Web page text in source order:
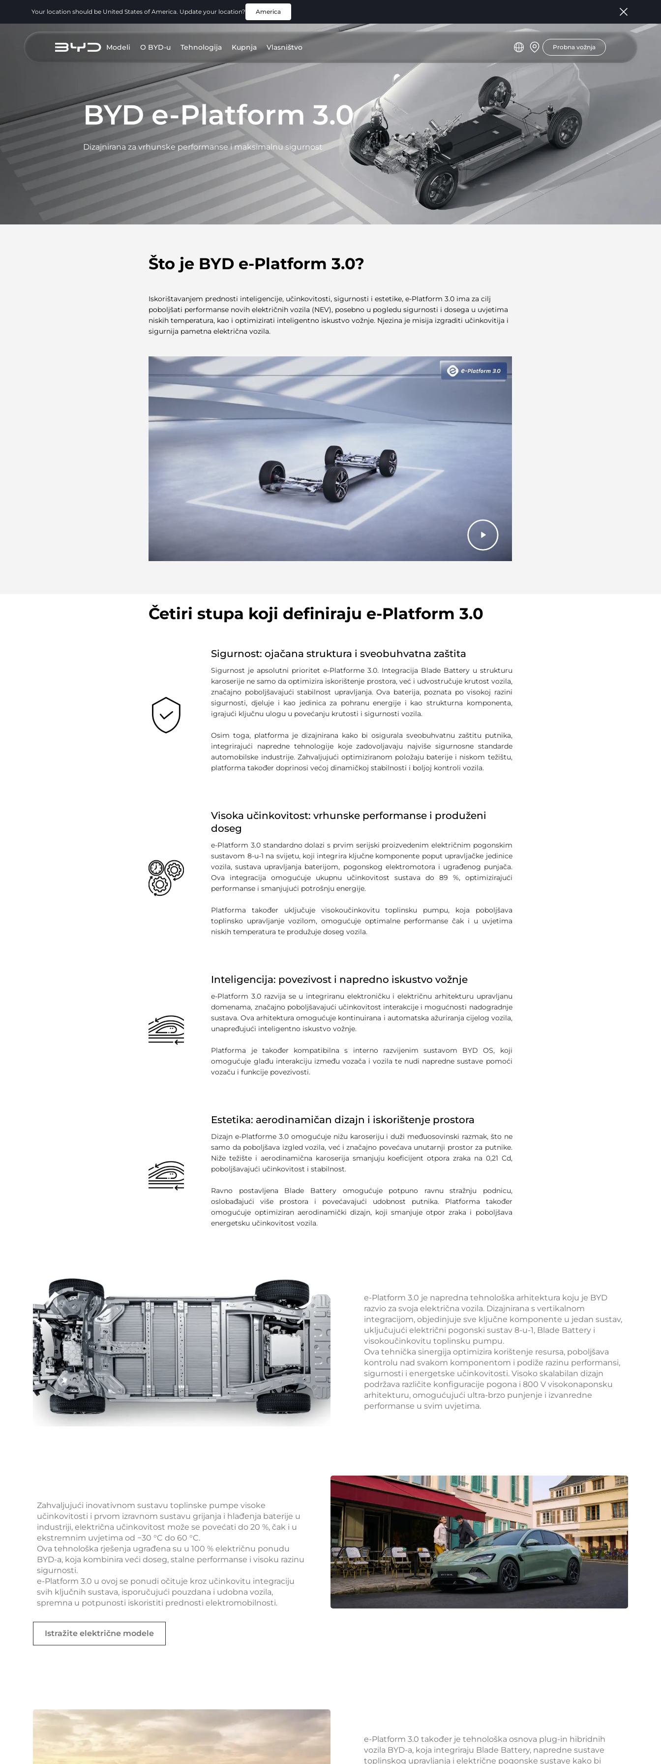
Your location should be United States of America. Update your location? America
Modeli O BYD-u Tehnologija Kupnja Vlasništvo Probna vožnja
BYD e-Platform 3.0
Dizajnirana za vrhunske performanse i maksimalnu sigurnost
Što je BYD e-Platform 3.0?
Iskorištavanjem prednosti inteligencije, učinkovitosti, sigurnosti i estetike, e-Platform 3.0 ima za cilj
poboljšati performanse novih električnih vozila (NEV), posebno u pogledu sigurnosti i dosega u uvjetima
niskih temperatura, kao i optimizirati inteligentno iskustvo vožnje. Njezina je misija izgraditi učinkovitija i
sigurnija pametna električna vozila.
Četiri stupa koji definiraju e-Platform 3.0
Sigurnost: ojačana struktura i sveobuhvatna zaštita
Sigurnost je apsolutni prioritet e-Platforme 3.0. Integracija Blade Battery u strukturu
karoserije ne samo da optimizira iskorištenje prostora, već i udvostručuje krutost vozila,
značajno poboljšavajući stabilnost upravljanja. Ova baterija, poznata po visokoj razini
sigurnosti, djeluje i kao jedinica za pohranu energije i kao strukturna komponenta,
igrajući ključnu ulogu u povećanju krutosti i sigurnosti vozila.
Osim toga, platforma je dizajnirana kako bi osigurala sveobuhvatnu zaštitu putnika,
integrirajući napredne tehnologije koje zadovoljavaju najviše sigurnosne standarde
automobilske industrije. Zahvaljujući optimiziranom položaju baterije i niskom težištu,
platforma također doprinosi većoj dinamičkoj stabilnosti i boljoj kontroli vozila.
Visoka učinkovitost: vrhunske performanse i produženi
doseg
e-Platform 3.0 standardno dolazi s prvim serijski proizvedenim električnim pogonskim
sustavom 8-u-1 na svijetu, koji integrira ključne komponente poput upravljačke jedinice
vozila, sustava upravljanja baterijom, pogonskog elektromotora i ugrađenog punjača.
Ova integracija omogućuje ukupnu učinkovitost sustava do 89 %, optimizirajući
performanse i smanjujući potrošnju energije.
Platforma također uključuje visokoučinkovitu toplinsku pumpu, koja poboljšava
toplinsko upravljanje vozilom, omogućuje optimalne performanse čak i u uvjetima
niskih temperatura te produžuje doseg vozila.
Inteligencija: povezivost i napredno iskustvo vožnje
e-Platform 3.0 razvija se u integriranu elektroničku i električnu arhitekturu upravljanu
domenama, značajno poboljšavajući učinkovitost interakcije i mogućnosti nadogradnje
sustava. Ova arhitektura omogućuje kontinuirana i automatska ažuriranja cijelog vozila,
unapređujući inteligentno iskustvo vožnje.
Platforma je također kompatibilna s interno razvijenim sustavom BYD OS, koji
omogućuje glađu interakciju između vozača i vozila te nudi napredne sustave pomoći
vozaču i funkcije povezivosti.
Estetika: aerodinamičan dizajn i iskorištenje prostora
Dizajn e-Platforme 3.0 omogućuje nižu karoseriju i duži međuosovinski razmak, što ne
samo da poboljšava izgled vozila, već i značajno povećava unutarnji prostor za putnike.
Niže težište i aerodinamična karoserija smanjuju koeficijent otpora zraka na 0,21 Cd,
poboljšavajući učinkovitost i stabilnost.
Ravno postavljena Blade Battery omogućuje potpuno ravnu stražnju podnicu,
oslobađajući više prostora i povećavajući udobnost putnika. Platforma također
omogućuje optimiziran aerodinamički dizajn, koji smanjuje otpor zraka i poboljšava
energetsku učinkovitost vozila.
e-Platform 3.0 je napredna tehnološka arhitektura koju je BYD
razvio za svoja električna vozila. Dizajnirana s vertikalnom
integracijom, objedinjuje sve ključne komponente u jedan sustav,
uključujući električni pogonski sustav 8-u-1, Blade Battery i
visokoučinkovitu toplinsku pumpu.
Ova tehnička sinergija optimizira korištenje resursa, poboljšava
kontrolu nad svakom komponentom i podiže razinu performansi,
sigurnosti i energetske učinkovitosti. Visoko skalabilan dizajn
podržava različite konfiguracije pogona i 800 V visokonaponsku
arhitekturu, omogućujući ultra-brzo punjenje i izvanredne
performanse u svim uvjetima.
Zahvaljujući inovativnom sustavu toplinske pumpe visoke
učinkovitosti i prvom izravnom sustavu grijanja i hlađenja baterije u
industriji, električna učinkovitost može se povećati do 20 %, čak i u
ekstremnim uvjetima od −30 °C do 60 °C.
Ova tehnološka rješenja ugrađena su u 100 % električnu ponudu
BYD-a, koja kombinira veći doseg, stalne performanse i visoku razinu
sigurnosti.
e-Platform 3.0 u ovoj se ponudi očituje kroz učinkovitu integraciju
svih ključnih sustava, isporučujući pouzdana i udobna vozila,
spremna u potpunosti iskoristiti prednosti elektromobilnosti.
Istražite električne modele
e-Platform 3.0 također je tehnološka osnova plug-in hibridnih
vozila BYD-a, koja integriraju Blade Battery, napredne sustave
toplinskog upravljanja i električne pogonske sustave kako bi